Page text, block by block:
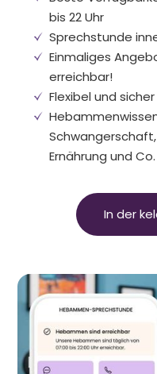
bis 22 Uhr
Sprechstunde
Einmaliges
erreichbar!
Flexibel und
Ernährung und Co.
In der